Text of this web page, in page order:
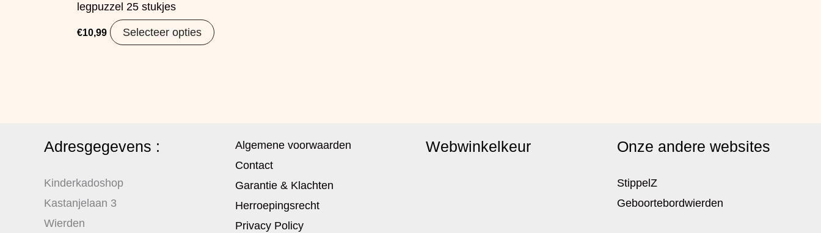
legpuzzel 25 stukjes
€10,99 Selecteer opties
Adresgegevens :
Kinderkadoshop
Kastanjelaan 3
Wierden
Algemene voorwaarden
Contact
Garantie & Klachten
Herroepingsrecht
Privacy Policy
Webwinkelkeur Onze andere websites
StippelZ
Geboortebordwierden